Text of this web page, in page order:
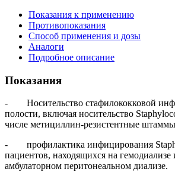
Показания к применению
Противопоказания
Способ применения и дозы
Аналоги
Подробное описание
Показания
- Носительство стафилококковой
полости, включая носительство
числе метициллин-резистентные
- профилактика инфицирования
пациентов, находящихся на
амбулаторном перитонеальном диализе.